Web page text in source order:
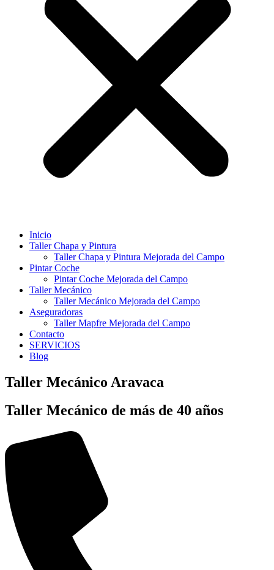
Inicio
Taller Chapa y Pintura
Taller Chapa y Pintura Mejorada del Campo
Pintar Coche
Pintar Coche Mejorada del Campo
Taller Mecánico
Taller Mecánico Mejorada del Campo
Aseguradoras
Taller Mapfre Mejorada del Campo
Contacto
SERVICIOS
Blog
Taller Mecánico Aravaca
Taller Mecánico de más de 40 años